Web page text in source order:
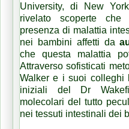
University, di New
rivelato scoperte
presenza di malattia
nei bambini affetti da
che questa malattia
Attraverso sofisticati
Walker e i suoi colleghi
iniziali del Dr
molecolari del tutto
nei tessuti intestinali dei